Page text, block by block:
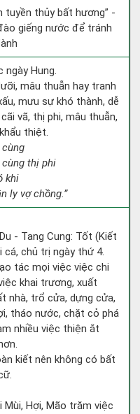
tuyền thủy bất hương” -
giếng nước để tránh
ngày Hung.
mâu thuẫn hay tranh
mưu sự khó thành, dễ
vã, thị phi, mâu thuẫn,
thiệt.
cùng
thị phi
khi
ly vợ chồng.”
- Tang Cung: Tốt (Kiết
cá, chủ trị ngày thứ 4.
tác mọi việc việc chi
khai trương, xuất
nhà, trổ cửa, dựng cửa,
tháo nước, chặt cỏ phá
nhiều việc thiện ắt
kiết nên không có bất
Mùi, Hợi, Mão trăm việc